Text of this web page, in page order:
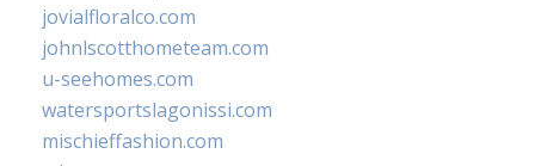
jovialfloralco.com
johnlscotthometeam.com
u-seehomes.com
watersportslagonissi.com
mischieffashion.com